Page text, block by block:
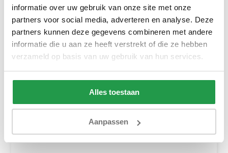
informatie over uw gebruik van onze site met onze
partners voor social media, adverteren en analyse. Deze
partners kunnen deze gegevens combineren met andere
informatie die u aan ze heeft verstrekt of die ze hebben
verzameld op basis van uw gebruik van hun services.
Alles toestaan
Aanpassen
Ca. 9 tot 13 weken
919,- 639,- Bekijken
Slaapbank Sem Sofa |
Zitbank
Comfortabele slaapbank met
slaapfunctie en moderne...
1.049,- 799,-